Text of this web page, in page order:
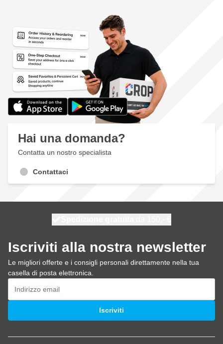
Hai una domanda?
Contatta un nostro specialista
Contattaci
Iscriviti alla nostra newsletter
Le migliori offerte e i consigli personali direttamente nella tua
casella di posta elettronica.
Indirizzo email
Iscriviti